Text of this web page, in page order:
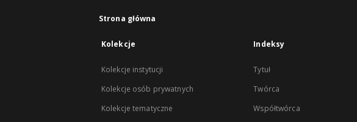
Strona główna
Kolekcje
Kolekcje instytucji
Kolekcje osób prywatnych
Kolekcje tematyczne
Indeksy
Tytuł
Twórca
Współtwórca